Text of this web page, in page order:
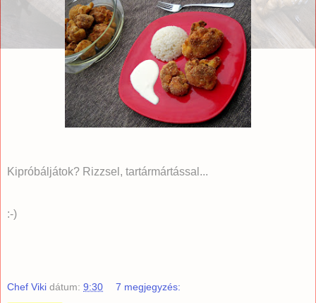
Kipróbáljátok? Rizzsel, tartármártással...
:-)
Chef Viki dátum: 9:30 7 megjegyzés: